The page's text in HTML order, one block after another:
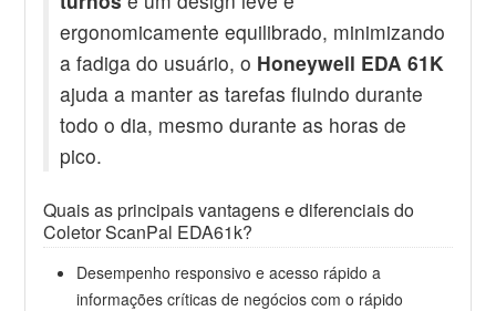
ergonomicamente equilibrado, minimizando
a fadiga do usuário, o Honeywell EDA 61K
ajuda a manter as tarefas fluindo durante
todo o dia, mesmo durante as horas de
pico.
Quais as principais vantagens e diferenciais do
Coletor ScanPal EDA61k?
Desempenho responsivo e acesso rápido a
informações críticas de negócios com o rápido